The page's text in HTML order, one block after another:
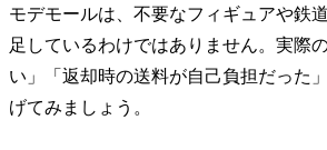
モデモールは、不要なフィギュアや鉄
足しているわけではありません。実際
い」「返却時の送料が自己負担だった
げてみましょう。